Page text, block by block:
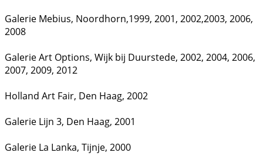
Galerie Mebius, Noordhorn,1999, 2001, 2002,2003, 2006,
2008
Galerie Art Options, Wijk bij Duurstede, 2002, 2004, 2006,
2007, 2009, 2012
Holland Art Fair, Den Haag, 2002
Galerie Lijn 3, Den Haag, 2001
Galerie La Lanka, Tijnje, 2000